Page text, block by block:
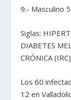
9.- Masculino
Siglas:
DIABETES
CRÓNICA
Los 60
12 en